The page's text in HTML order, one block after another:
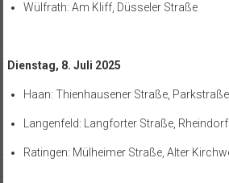
Wülfrath: Am Kliff, Düsseler Straße
Dienstag, 8. Juli 2025
Haan: Thienhausener Straße, Parkstraße
Langenfeld: Langforter Straße,
Ratingen: Mülheimer Straße, Alter